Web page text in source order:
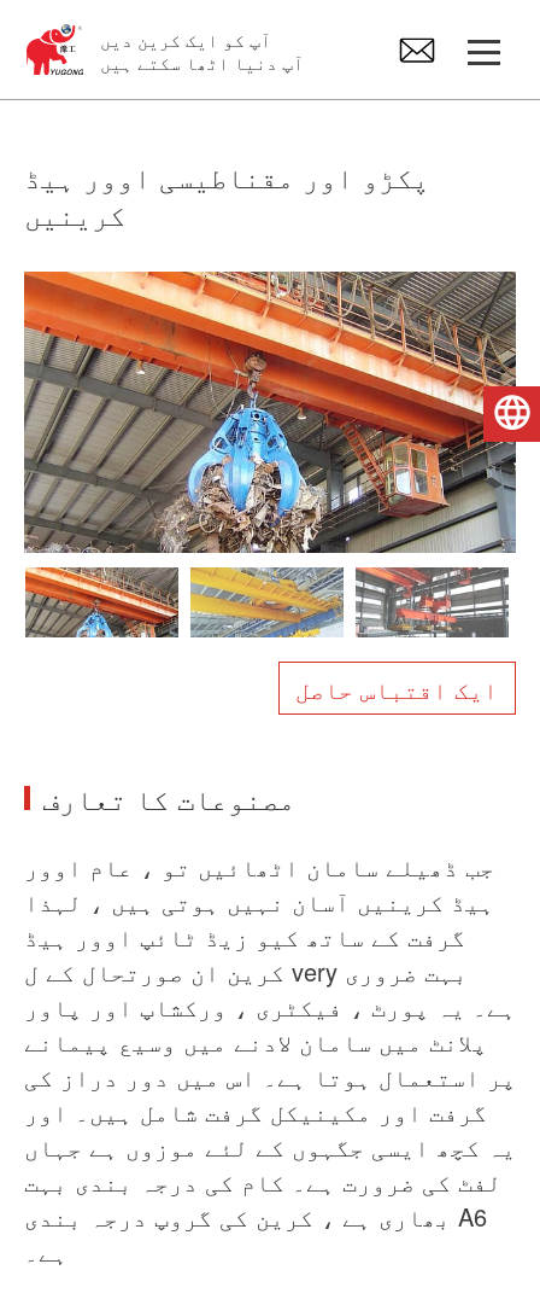
آپ کو ایک کرین دیں
آپ دنیا اٹھا سکتے ہیں
اوور ہیڈ کرین
جِب کرین
الیکٹرک ہوسٹ
کرین اسپیئر پارٹس
ہمارے بارے میں
خبریں
معاملہ
عمومی سوالنامہ
پکڑو اور مقناطیسی اوور ہیڈ
کرینیں
ایک اقتباس حاصل
مصنوعات کا تعارف
جب ڈھیلے سامان اٹھائیں تو ، عام اوور
ہیڈ کرینیں آسان نہیں ہوتی ہیں ، لہذا
گرفت کے ساتھ کیو زیڈ ٹائپ اوور ہیڈ
کرین ان صورتحال کے ل very بہت ضروری
ہے۔ یہ پورٹ ، فیکٹری ، ورکشاپ اور پاور
پلانٹ میں سامان لادنے میں وسیع پیمانے
پر استعمال ہوتا ہے۔ اس میں دور دراز کی
گرفت اور مکینیکل گرفت شامل ہیں۔ اور
یہ کچھ ایسی جگہوں کے لئے موزوں ہے جہاں
لفٹ کی ضرورت ہے۔ کام کی درجہ بندی بہت
بھاری ہے ، کرین کی گروپ درجہ بندی A6
ہے۔
اردو